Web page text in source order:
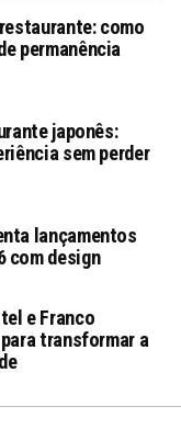
como
permanência
japonês:
sem perder
lançamentos
com design
e Franco
transformar a